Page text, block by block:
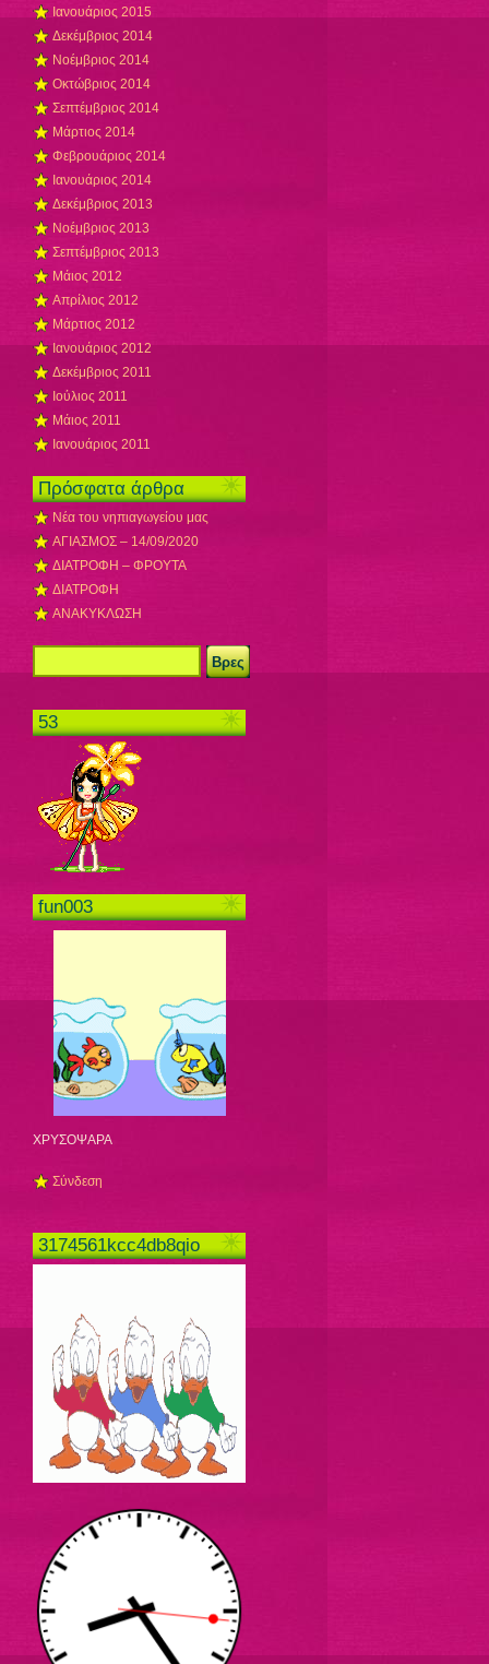
Ιανουάριος 2015
Δεκέμβριος 2014
Νοέμβριος 2014
Οκτώβριος 2014
Σεπτέμβριος 2014
Μάρτιος 2014
Φεβρουάριος 2014
Ιανουάριος 2014
Δεκέμβριος 2013
Νοέμβριος 2013
Σεπτέμβριος 2013
Μάιος 2012
Απρίλιος 2012
Μάρτιος 2012
Ιανουάριος 2012
Δεκέμβριος 2011
Ιούλιος 2011
Μάιος 2011
Ιανουάριος 2011
Πρόσφατα άρθρα
Νέα του νηπιαγωγείου μας
ΑΓΙΑΣΜΟΣ – 14/09/2020
ΔΙΑΤΡΟΦΗ – ΦΡΟΥΤΑ
ΔΙΑΤΡΟΦΗ
ΑΝΑΚΥΚΛΩΣΗ
53
fun003
ΧΡΥΣΟΨΑΡΑ
Σύνδεση
3174561kcc4db8qio